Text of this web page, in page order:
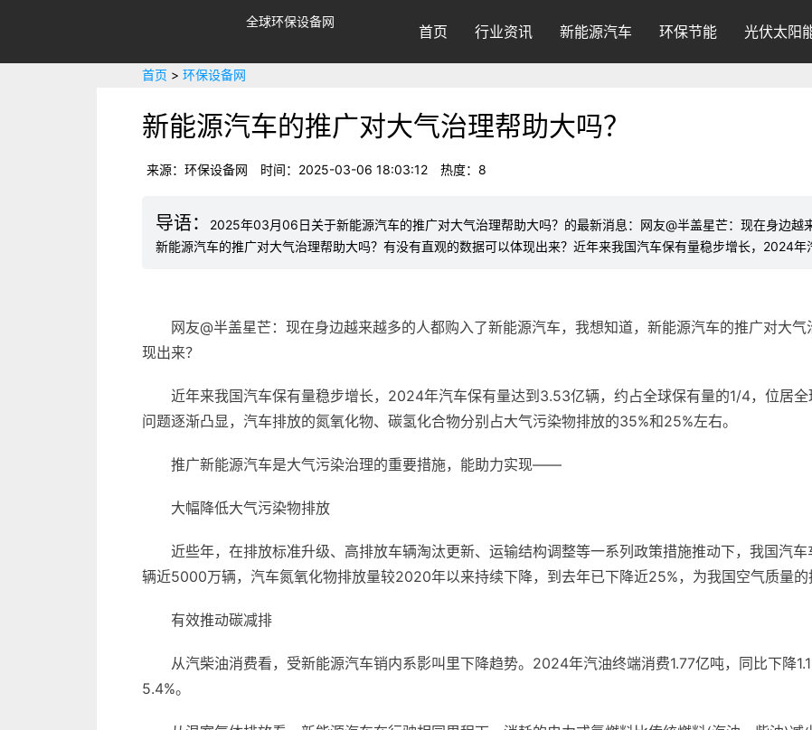
全球环保设备网
首页 行业资讯 新能源汽车 环保节能 光伏太阳
首页 > 环保设备网
新能源汽车的推广对大气治理帮助大吗？
来源：环保设备网 时间：2025-03-06 18:03:12 热度：8
2025年03月06日关于新能源汽车的推广对大气治理帮助大吗？的最新消息：网友@半盖星芒：现在身边越
新能源汽车的推广对大气治理帮助大吗？有没有直观的数据可以体现出来？近年来我国汽车保有量稳步增长，2024年
网友@半盖星芒：现在身边越来越多的人都购入了新能源汽车，我想知道，新能源汽车的推广对大
现出来？
近年来我国汽车保有量稳步增长，2024年汽车保有量达到3.53亿辆，约占全球保有量的1/4，位居
问题逐渐凸显，汽车排放的氮氧化物、碳氢化合物分别占大气污染物排放的35%和25%左右。
推广新能源汽车是大气污染治理的重要措施，能助力实现——
大幅降低大气污染物排放
近些年，在排放标准升级、高排放车辆淘汰更新、运输结构调整等一系列政策措施推动下，我国汽
辆近5000万辆，汽车氮氧化物排放量较2020年以来持续下降，到去年已下降近25%，为我国空气质量的
有效推动碳减排
从汽柴油消费看，受新能源汽车销内系影叫里下降趋势。2024年汽油终端消费1.77亿吨，同比下降
5.4%。